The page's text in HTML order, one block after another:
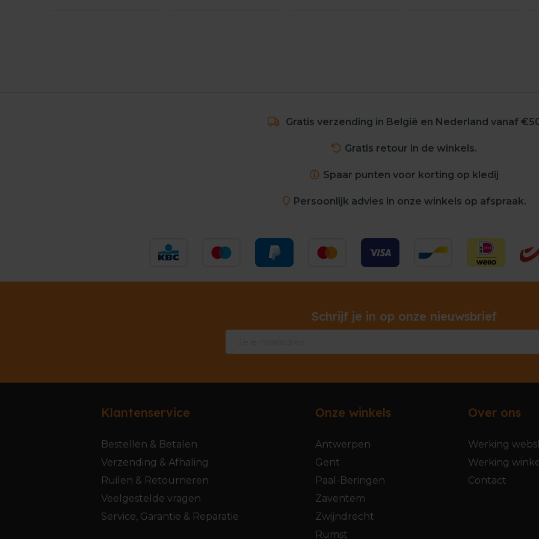
Gratis verzending in België en Nederland vanaf
Gratis retour in de winkels.
Spaar punten voor korting op kledij
Persoonlijk advies in onze winkels op afspraak.
Schrijf je in op onze nieuwsbrief
Klantenservice
Bestellen & Betalen
Verzending & Afhaling
Ruilen & Retourneren
Veelgestelde vragen
Service, Garantie & Reparatie
Onze winkels
Antwerpen
Gent
Paal-Beringen
Zaventem
Zwijndrecht
Rumst
Over ons
Werking
Werking
Contact